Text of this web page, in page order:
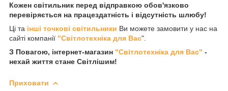
Кожен світильник перед відправкою обов'язково
перевіряється на працездатність і відсутність шлюбу!
Ці та інші точкові світильники Ви можете замовити у нас на
сайті компанії "Світлотехніка для Вас".
З Повагою, інтернет-магазин "Світлотехніка для Вас" -
нехай життя стане Світлішим!
Приховати